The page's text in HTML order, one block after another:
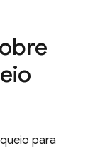
para